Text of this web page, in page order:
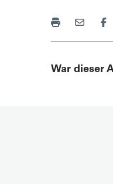
War dieser